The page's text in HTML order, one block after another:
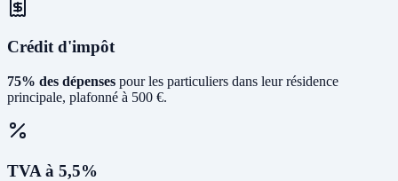
Crédit d'impôt
75% des dépenses pour les particuliers dans leur résidence
principale, plafonné à 500 €.
TVA à 5,5%